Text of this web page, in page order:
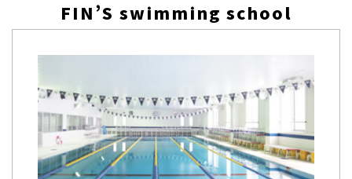
FIN’S swimming school